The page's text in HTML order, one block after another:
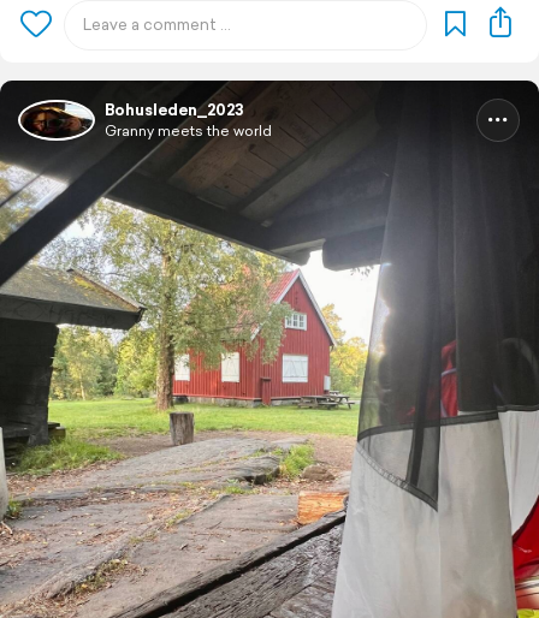
Bohusleden_2023
Granny meets the world